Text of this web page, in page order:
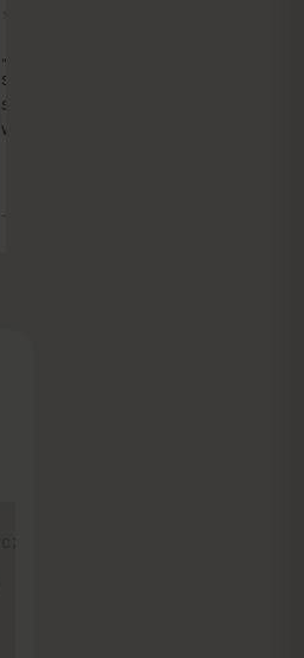
★★★★★
szybka rozmowa z lekarzem i e-
skierowanie na badania. Wszystko
w jednym miejscu."
— Piotr M.